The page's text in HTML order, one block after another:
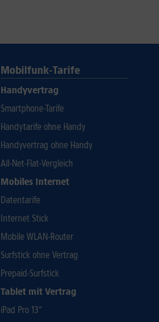
Mobilfunk-Tarife
Handyvertrag
Smartphone-Tarife
Handytarife ohne Handy
Handyvertrag ohne Handy
All-Net-Flat-Vergleich
Mobiles Internet
Datentarife
Internet Stick
Mobile WLAN-Router
Surfstick ohne Vertrag
Prepaid-Surfstick
Tablet mit Vertrag
iPad Pro 13“